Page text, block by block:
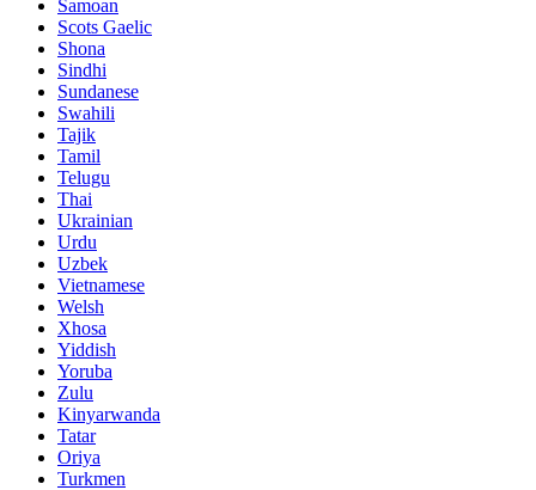
Samoan
Scots Gaelic
Shona
Sindhi
Sundanese
Swahili
Tajik
Tamil
Telugu
Thai
Ukrainian
Urdu
Uzbek
Vietnamese
Welsh
Xhosa
Yiddish
Yoruba
Zulu
Kinyarwanda
Tatar
Oriya
Turkmen